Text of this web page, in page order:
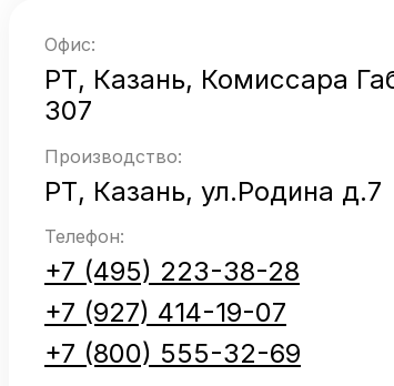
Офис:
РТ, Казань, Комиссара
307
Производство:
РТ, Казань, ул.Родина д.7
Телефон:
+7 (495) 223-38-28
+7 (927) 414-19-07
+7 (800) 555-32-69